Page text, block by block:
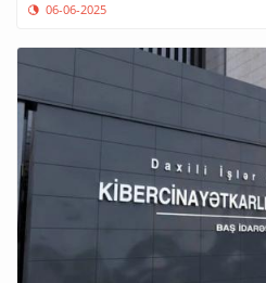
06-06-2025